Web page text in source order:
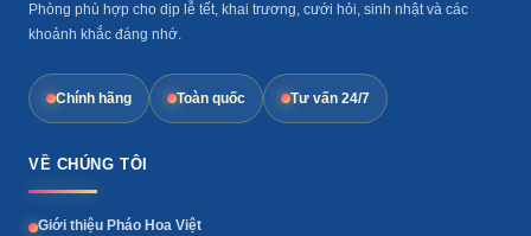
Phòng phù hợp cho dịp lễ tết, khai trương, cưới hỏi, sinh nhật và các
khoảnh khắc đáng nhớ.
Chính hãng Toàn quốc Tư vấn 24/7
VỀ CHÚNG TÔI
Giới thiệu Pháo Hoa Việt